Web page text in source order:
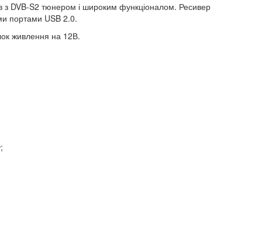
з DVB-S2 тюнером і широким функціоналом. Ресивер
портами USB 2.0.
живлення на 12В.